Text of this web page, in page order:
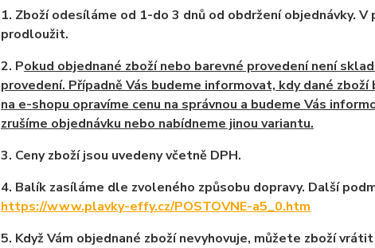
1. Zboží odesíláme od 1-do 3 dnů od obdržení objednávky. V
prodloužit.
2. Pokud objednané zboží nebo barevné provedení není
provedení. Případně Vás budeme informovat, kdy dané zboží
na e-shopu opravíme cenu na správnou a budeme Vás
zrušíme objednávku nebo nabídneme jinou variantu.
3. Ceny zboží jsou uvedeny včetně DPH.
4. Balík zasíláme dle zvoleného způsobu dopravy. Další
https://www.plavky-effy.cz/POSTOVNE-a5_0.htm
5. Když Vám objednané zboží nevyhovuje, můžete zboží